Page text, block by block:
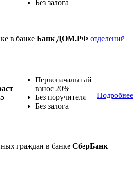
Без залога
в банке Банк ДОМ.РФ отделений
Первоначальный
взнос 20%
Без поручителя
Без залога
Подробнее
граждан в банке СберБанк